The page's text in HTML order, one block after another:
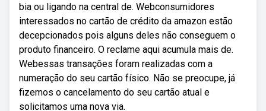
bia ou ligando na central de. Webconsumidores
interessados no cartão de crédito da amazon estão
decepcionados pois alguns deles não conseguem o
produto financeiro. O reclame aqui acumula mais de.
Webessas transações foram realizadas com a
numeração do seu cartão físico. Não se preocupe, já
fizemos o cancelamento do seu cartão atual e
solicitamos uma nova via.